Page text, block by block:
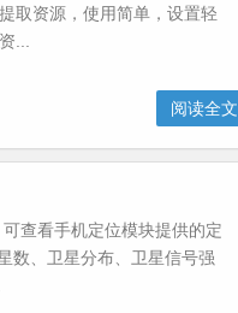
取资源，使用简单，设置轻
...
阅读全文
查看手机定位模块提供的定
数、卫星分布、卫星信号强